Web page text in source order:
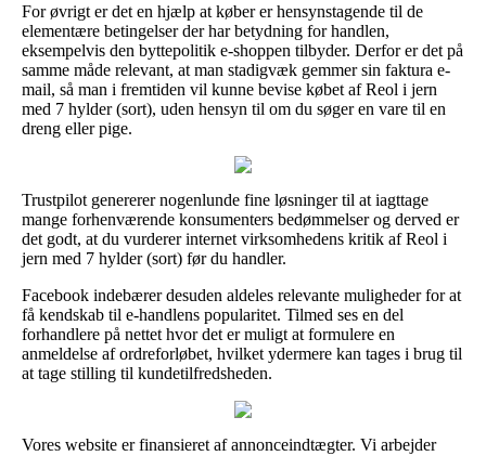
For øvrigt er det en hjælp at køber er hensynstagende til de
elementære betingelser der har betydning for handlen,
eksempelvis den byttepolitik e-shoppen tilbyder. Derfor er det på
samme måde relevant, at man stadigvæk gemmer sin faktura e-
mail, så man i fremtiden vil kunne bevise købet af Reol i jern
med 7 hylder (sort), uden hensyn til om du søger en vare til en
dreng eller pige.
Trustpilot genererer nogenlunde fine løsninger til at iagttage
mange forhenværende konsumenters bedømmelser og derved er
det godt, at du vurderer internet virksomhedens kritik af Reol i
jern med 7 hylder (sort) før du handler.
Facebook indebærer desuden aldeles relevante muligheder for at
få kendskab til e-handlens popularitet. Tilmed ses en del
forhandlere på nettet hvor det er muligt at formulere en
anmeldelse af ordreforløbet, hvilket ydermere kan tages i brug til
at tage stilling til kundetilfredsheden.
Vores website er finansieret af annonceindtægter. Vi arbejder